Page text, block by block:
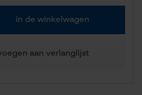
in de winkelwagen
aan verlanglijst